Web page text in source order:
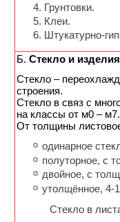
Грунтовки.
Клеи.
Штукатурно-
Б. Стекло и
Cтекло –
строения.
Стекло в связ с
на классы от м0 – м7.
От толщины
одинарное
полуторное, с
двойное, с
утолщённое, 4-
Стекло в